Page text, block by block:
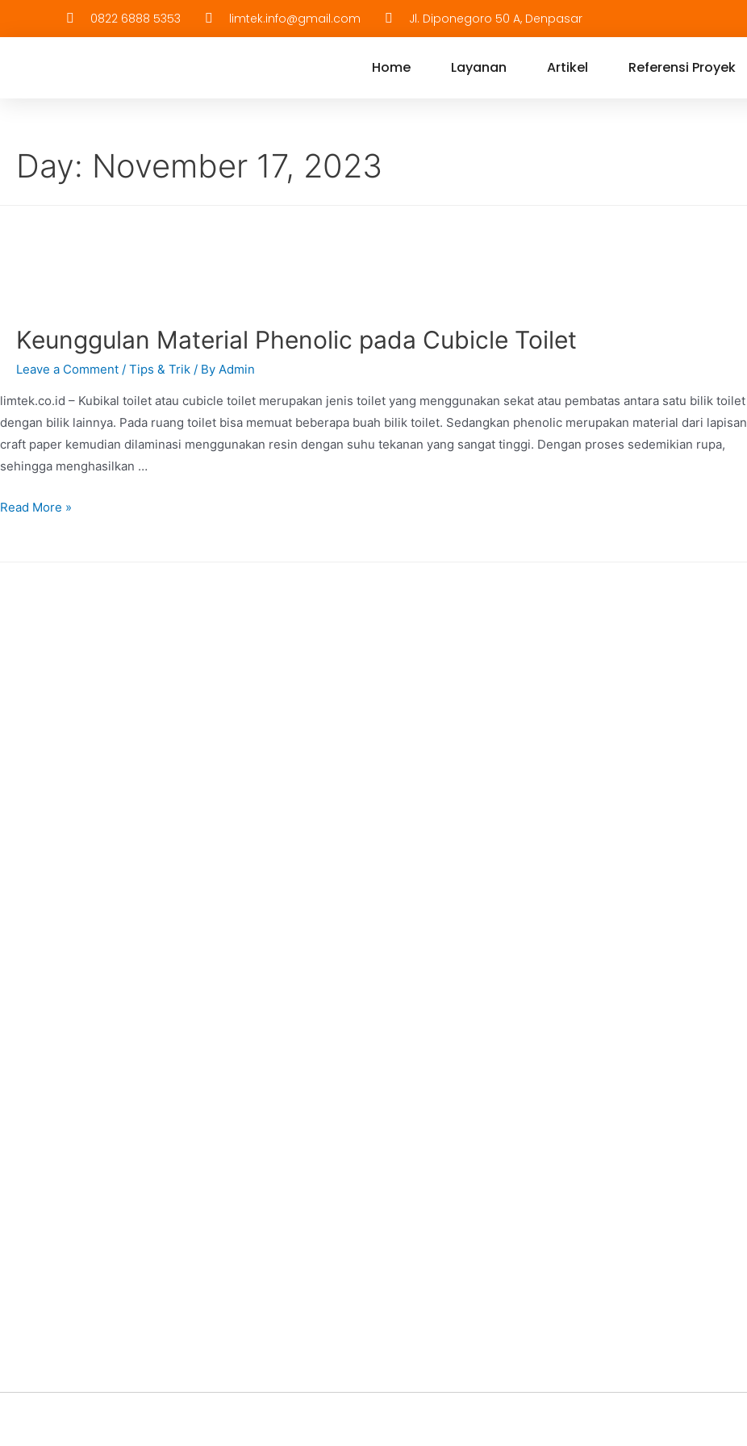
0822 6888 5353 limtek.info@gmail.com Jl. Diponegoro 50 A, Denpasar
Home Layanan Artikel Referensi Proyek
Day: November 17, 2023
Keunggulan Material Phenolic pada Cubicle Toilet
Leave a Comment / Tips & Trik / By Admin
limtek.co.id – Kubikal toilet atau cubicle toilet merupakan jenis toilet yang menggunakan sekat atau pembatas antara satu bilik toilet
dengan bilik lainnya. Pada ruang toilet bisa memuat beberapa buah bilik toilet. Sedangkan phenolic merupakan material dari lapisan
craft paper kemudian dilaminasi menggunakan resin dengan suhu tekanan yang sangat tinggi. Dengan proses sedemikian rupa,
sehingga menghasilkan …
Read More »